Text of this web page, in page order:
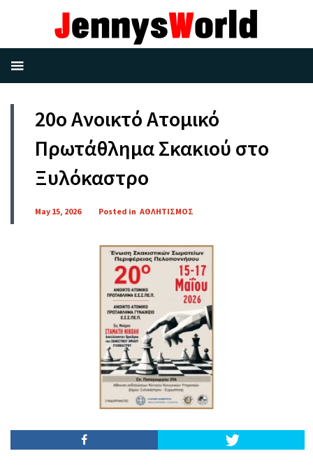
20ο Ανοικτό Ατομικό
Πρωτάθλημα Σκακιού στο
Ξυλόκαστρο
May 15, 2026 Posted in ΑΘΛΗΤΙΣΜΟΣ